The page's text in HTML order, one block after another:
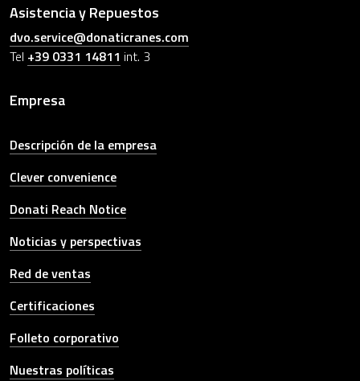
Asistencia y Repuestos
dvo.service@donaticranes.com
Tel +39 0331 14811 int. 3
Empresa
Descripción de la empresa
Clever convenience
Donati Reach Notice
Noticias y perspectivas
Red de ventas
Certificaciones
Folleto corporativo
Nuestras políticas